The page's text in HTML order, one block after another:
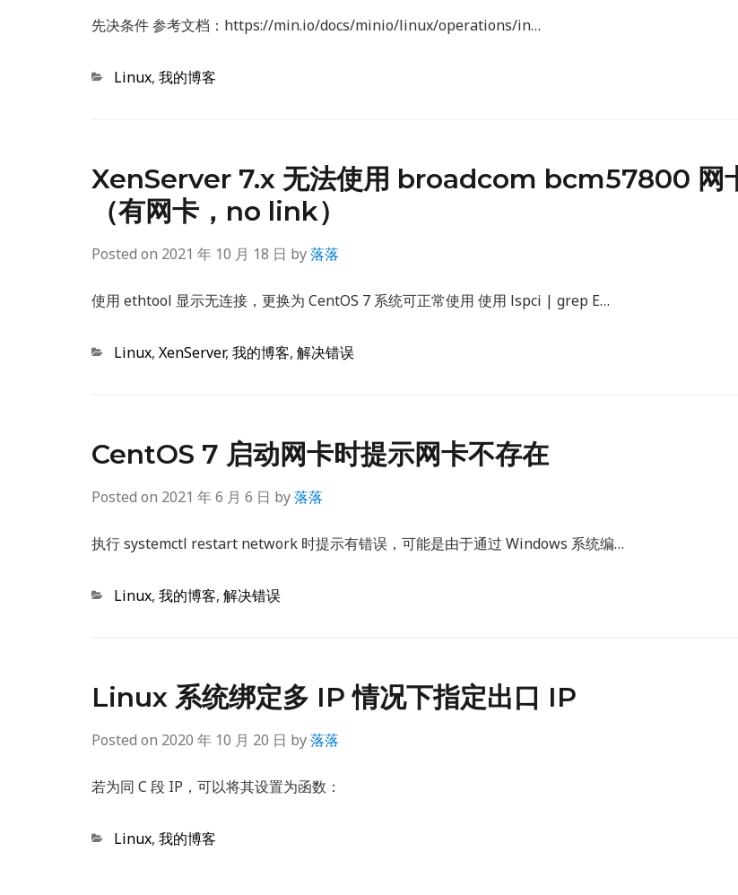
先决条件 参考文档：https://min.io/docs/minio/linux/operations/in…
Categories
Linux, 我的博客
XenServer 7.x 无法使用 broadcom bcm57800 网
（有网卡，no link）
Posted on 2021 年 10 月 18 日 by落落
使用 ethtool 显示无连接，更换为 CentOS 7 系统可正常使用 使用 lspci | grep E…
Categories
Linux, XenServer, 我的博客, 解决错误
CentOS 7 启动网卡时提示网卡不存在
Posted on 2021 年 6 月 6 日 by落落
执行 systemctl restart network 时提示有错误，可能是由于通过 Windows 系统编…
Categories
Linux, 我的博客, 解决错误
Linux 系统绑定多 IP 情况下指定出口 IP
Posted on 2020 年 10 月 20 日 by落落
若为同 C 段 IP，可以将其设置为函数：
Categories
Linux, 我的博客